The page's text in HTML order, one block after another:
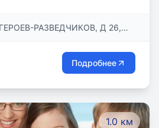
РАЗВЕДЧИКОВ, Д 26,
Подробнее
1.0 км